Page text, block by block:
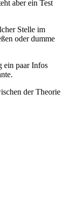
aber ein Test
Stelle im
oder dumme
ein paar Infos
der Theorie